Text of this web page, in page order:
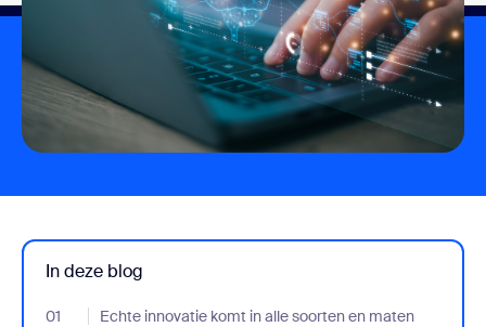
In deze blog
01 Echte innovatie komt in alle soorten en maten
- Jumplink to Echte innovatie komt in alle soorten en maten